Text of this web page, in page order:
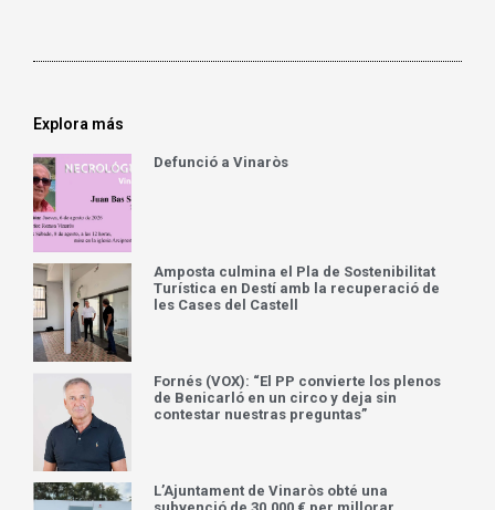
Explora más
Defunció a Vinaròs
Amposta culmina el Pla de Sostenibilitat
Turística en Destí amb la recuperació de
les Cases del Castell
Fornés (VOX): “El PP convierte los plenos
de Benicarló en un circo y deja sin
contestar nuestras preguntas”
L’Ajuntament de Vinaròs obté una